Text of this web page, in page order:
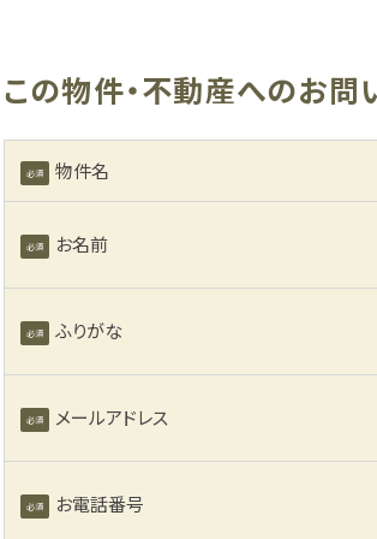
この物件・不動産へのお問
必須 物件名
必須 お名前
必須 ふりがな
必須 メールアドレス
必須 お電話番号